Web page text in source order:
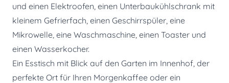
und einen Elektroofen, einen Unterbaukühlschrank mit
kleinem Gefrierfach, einen Geschirrspüler, eine
Mikrowelle, eine Waschmaschine, einen Toaster und
einen Wasserkocher.
Ein Esstisch mit Blick auf den Garten im Innenhof, der
perfekte Ort für Ihren Morgenkaffee oder ein